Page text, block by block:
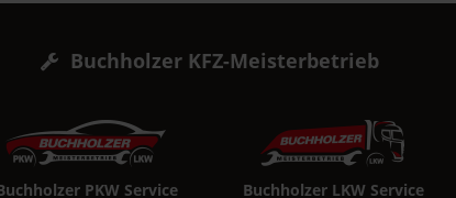
Buchholzer KFZ-Meisterbetrieb
PKW Service Buchholzer LKW Service